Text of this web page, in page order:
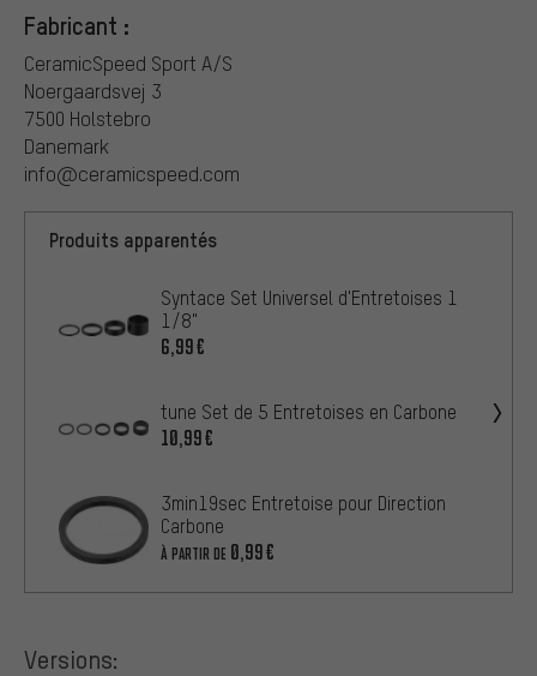
Fabricant :
CeramicSpeed Sport A/S
Noergaardsvej 3
7500 Holstebro
Danemark
info@ceramicspeed.com
Produits apparentés
Syntace Set Universel d'Entretoises 1
1/8"
6,99€
tune Set de 5 Entretoises en Carbone
10,99€
3min19sec Entretoise pour Direction
Carbone
À PARTIR DE 0,99€
Versions: